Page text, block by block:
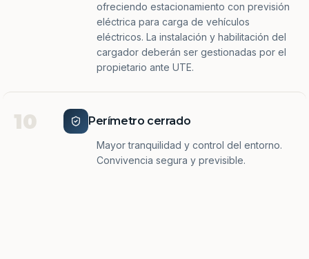
ofreciendo estacionamiento con previsión
eléctrica para carga de vehículos
eléctricos. La instalación y habilitación del
cargador deberán ser gestionadas por el
propietario ante UTE.
10 Perímetro cerrado
Mayor tranquilidad y control del entorno.
Convivencia segura y previsible.